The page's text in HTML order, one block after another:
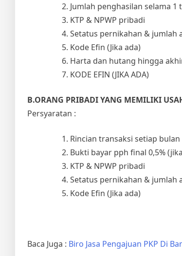
Jumlah penghasilan selama 1
KTP & NPWP pribadi
Setatus pernikahan & jumlah
Kode Efin (Jika ada)
Harta dan hutang hingga
KODE EFIN (JIKA ADA)
B.ORANG PRIBADI YANG MEMILIKI
Persyaratan :
Rincian transaksi setiap
Bukti bayar pph final 0,5%
KTP & NPWP pribadi
Setatus pernikahan & jumlah
Kode Efin (Jika ada)
Baca Juga : Biro Jasa Pengajuan PKP Di